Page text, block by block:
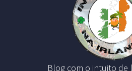
Blog com o intuito de